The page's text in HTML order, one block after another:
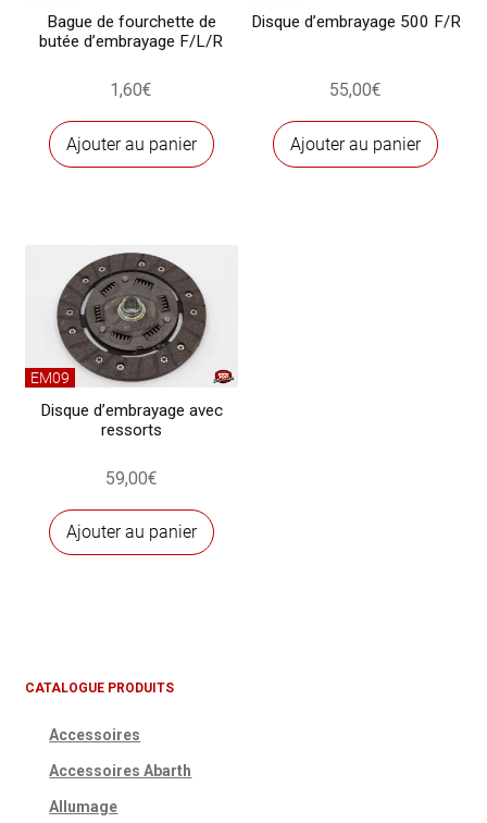
Bague de fourchette de
butée d’embrayage F/L/R
1,60€
Ajouter au panier
Disque d’embrayage 500 F/R
55,00€
Ajouter au panier
EM09
Disque d’embrayage avec
ressorts
59,00€
Ajouter au panier
CATALOGUE PRODUITS
Accessoires
Accessoires Abarth
Allumage